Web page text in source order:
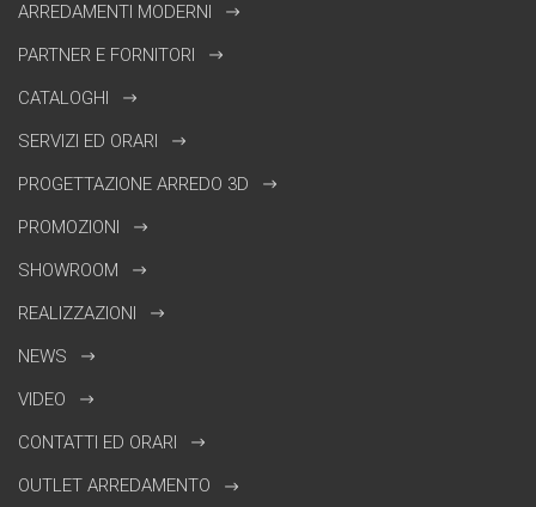
ARREDAMENTI MODERNI
PARTNER E FORNITORI
CATALOGHI
SERVIZI ED ORARI
PROGETTAZIONE ARREDO 3D
PROMOZIONI
SHOWROOM
REALIZZAZIONI
NEWS
VIDEO
CONTATTI ED ORARI
OUTLET ARREDAMENTO